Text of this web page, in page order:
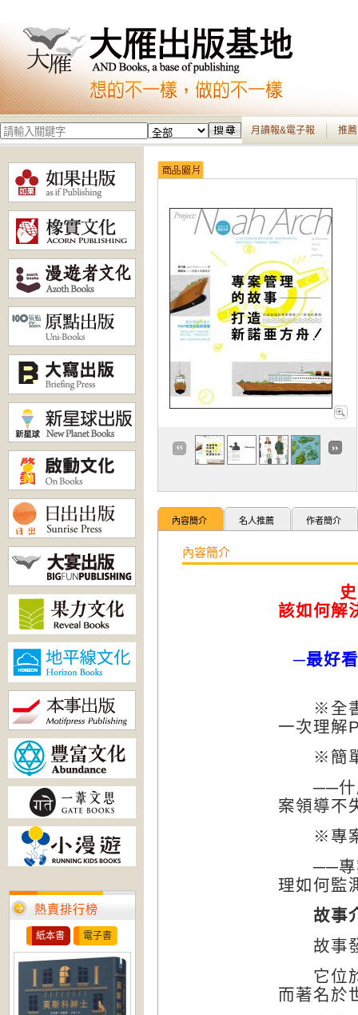
月讀報&電子報 推
熱賣排行榜
紙本書 電子書
內容簡介 名人推薦 作者簡介
內容簡介
該如何解
─最好
※全書
一次理解
※簡單
──什麼
案領導不
※專案
──專案
理如何監
故事
故事發
它位於
而著名於